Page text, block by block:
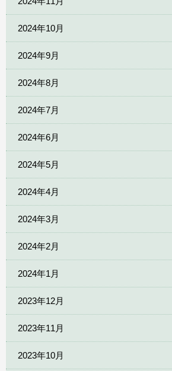
2024年10月
2024年9月
2024年8月
2024年7月
2024年6月
2024年5月
2024年4月
2024年3月
2024年2月
2024年1月
2023年12月
2023年11月
2023年10月